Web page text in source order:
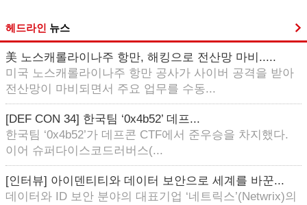
헤드라인 뉴스
美 노스캐롤라이나주 항만, 해킹으로 전산망 마비.....
미국 노스캐롤라이나주 항만 공사가 사이버 공격을 받아
전산망이 마비되면서 주요 업무를 수동...
[DEF CON 34] 한국팀 ‘0x4b52’ 데프...
한국팀 ‘0x4b52’가 데프콘 CTF에서 준우승을 차지했다.
이어 슈퍼다이스코드러버스(...
[인터뷰] 아이덴티티와 데이터 보안으로 세계를 바꾼...
데이터와 ID 보안 분야의 대표기업 ‘네트릭스’(Netwrix)의